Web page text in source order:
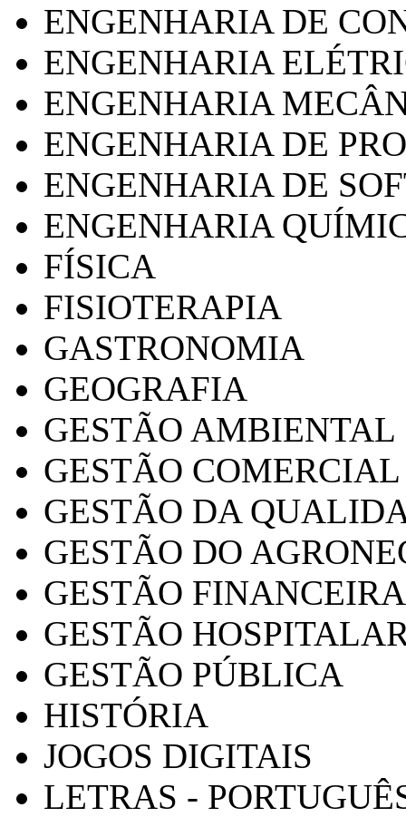
ENGENHARIA DE
ENGENHARIA
ENGENHARIA
ENGENHARIA DE
ENGENHARIA DE
ENGENHARIA
FÍSICA
FISIOTERAPIA
GASTRONOMIA
GEOGRAFIA
GESTÃO AMBIENTAL
GESTÃO COMERCIAL
GESTÃO DA
GESTÃO DO
GESTÃO FINANCEIRA
GESTÃO
GESTÃO PÚBLICA
HISTÓRIA
JOGOS DIGITAIS
LETRAS -